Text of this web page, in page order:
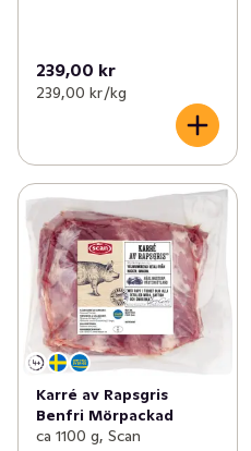
239,00 kr
239,00 kr /kg
Karré av Rapsgris
Benfri Mörpackad
ca 1100 g, Scan